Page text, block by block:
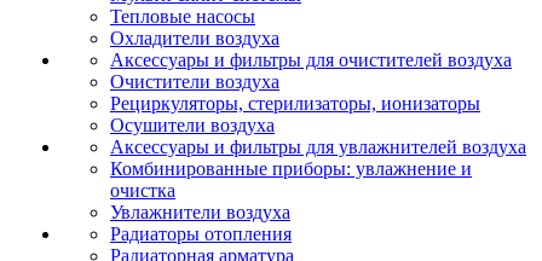
Тепловые насосы
Охладители воздуха
Аксессуары и фильтры для очистителей воздуха
Очистители воздуха
Рециркуляторы, стерилизаторы, ионизаторы
Осушители воздуха
Аксессуары и фильтры для увлажнителей воздуха
Комбинированные приборы: увлажнение и
очистка
Увлажнители воздуха
Радиаторы отопления
Радиаторная арматура